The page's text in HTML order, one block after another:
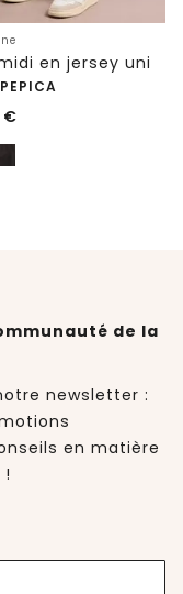
en jersey uni
€
de la
newsletter :
en matière